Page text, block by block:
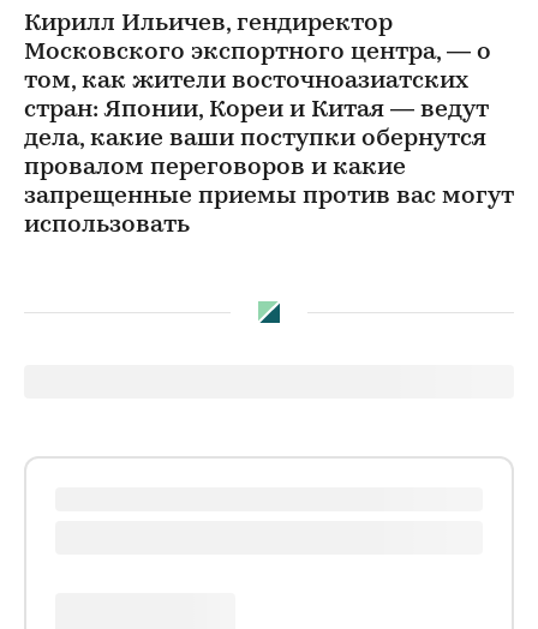
Кирилл Ильичев, гендиректор
Московского экспортного центра, — о
том, как жители восточноазиатских
стран: Японии, Кореи и Китая — ведут
дела, какие ваши поступки обернутся
провалом переговоров и какие
запрещенные приемы против вас могут
использовать